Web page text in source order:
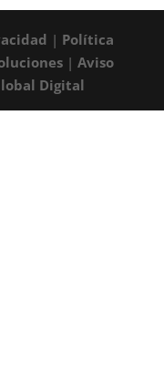
| Política
| Aviso
Digital